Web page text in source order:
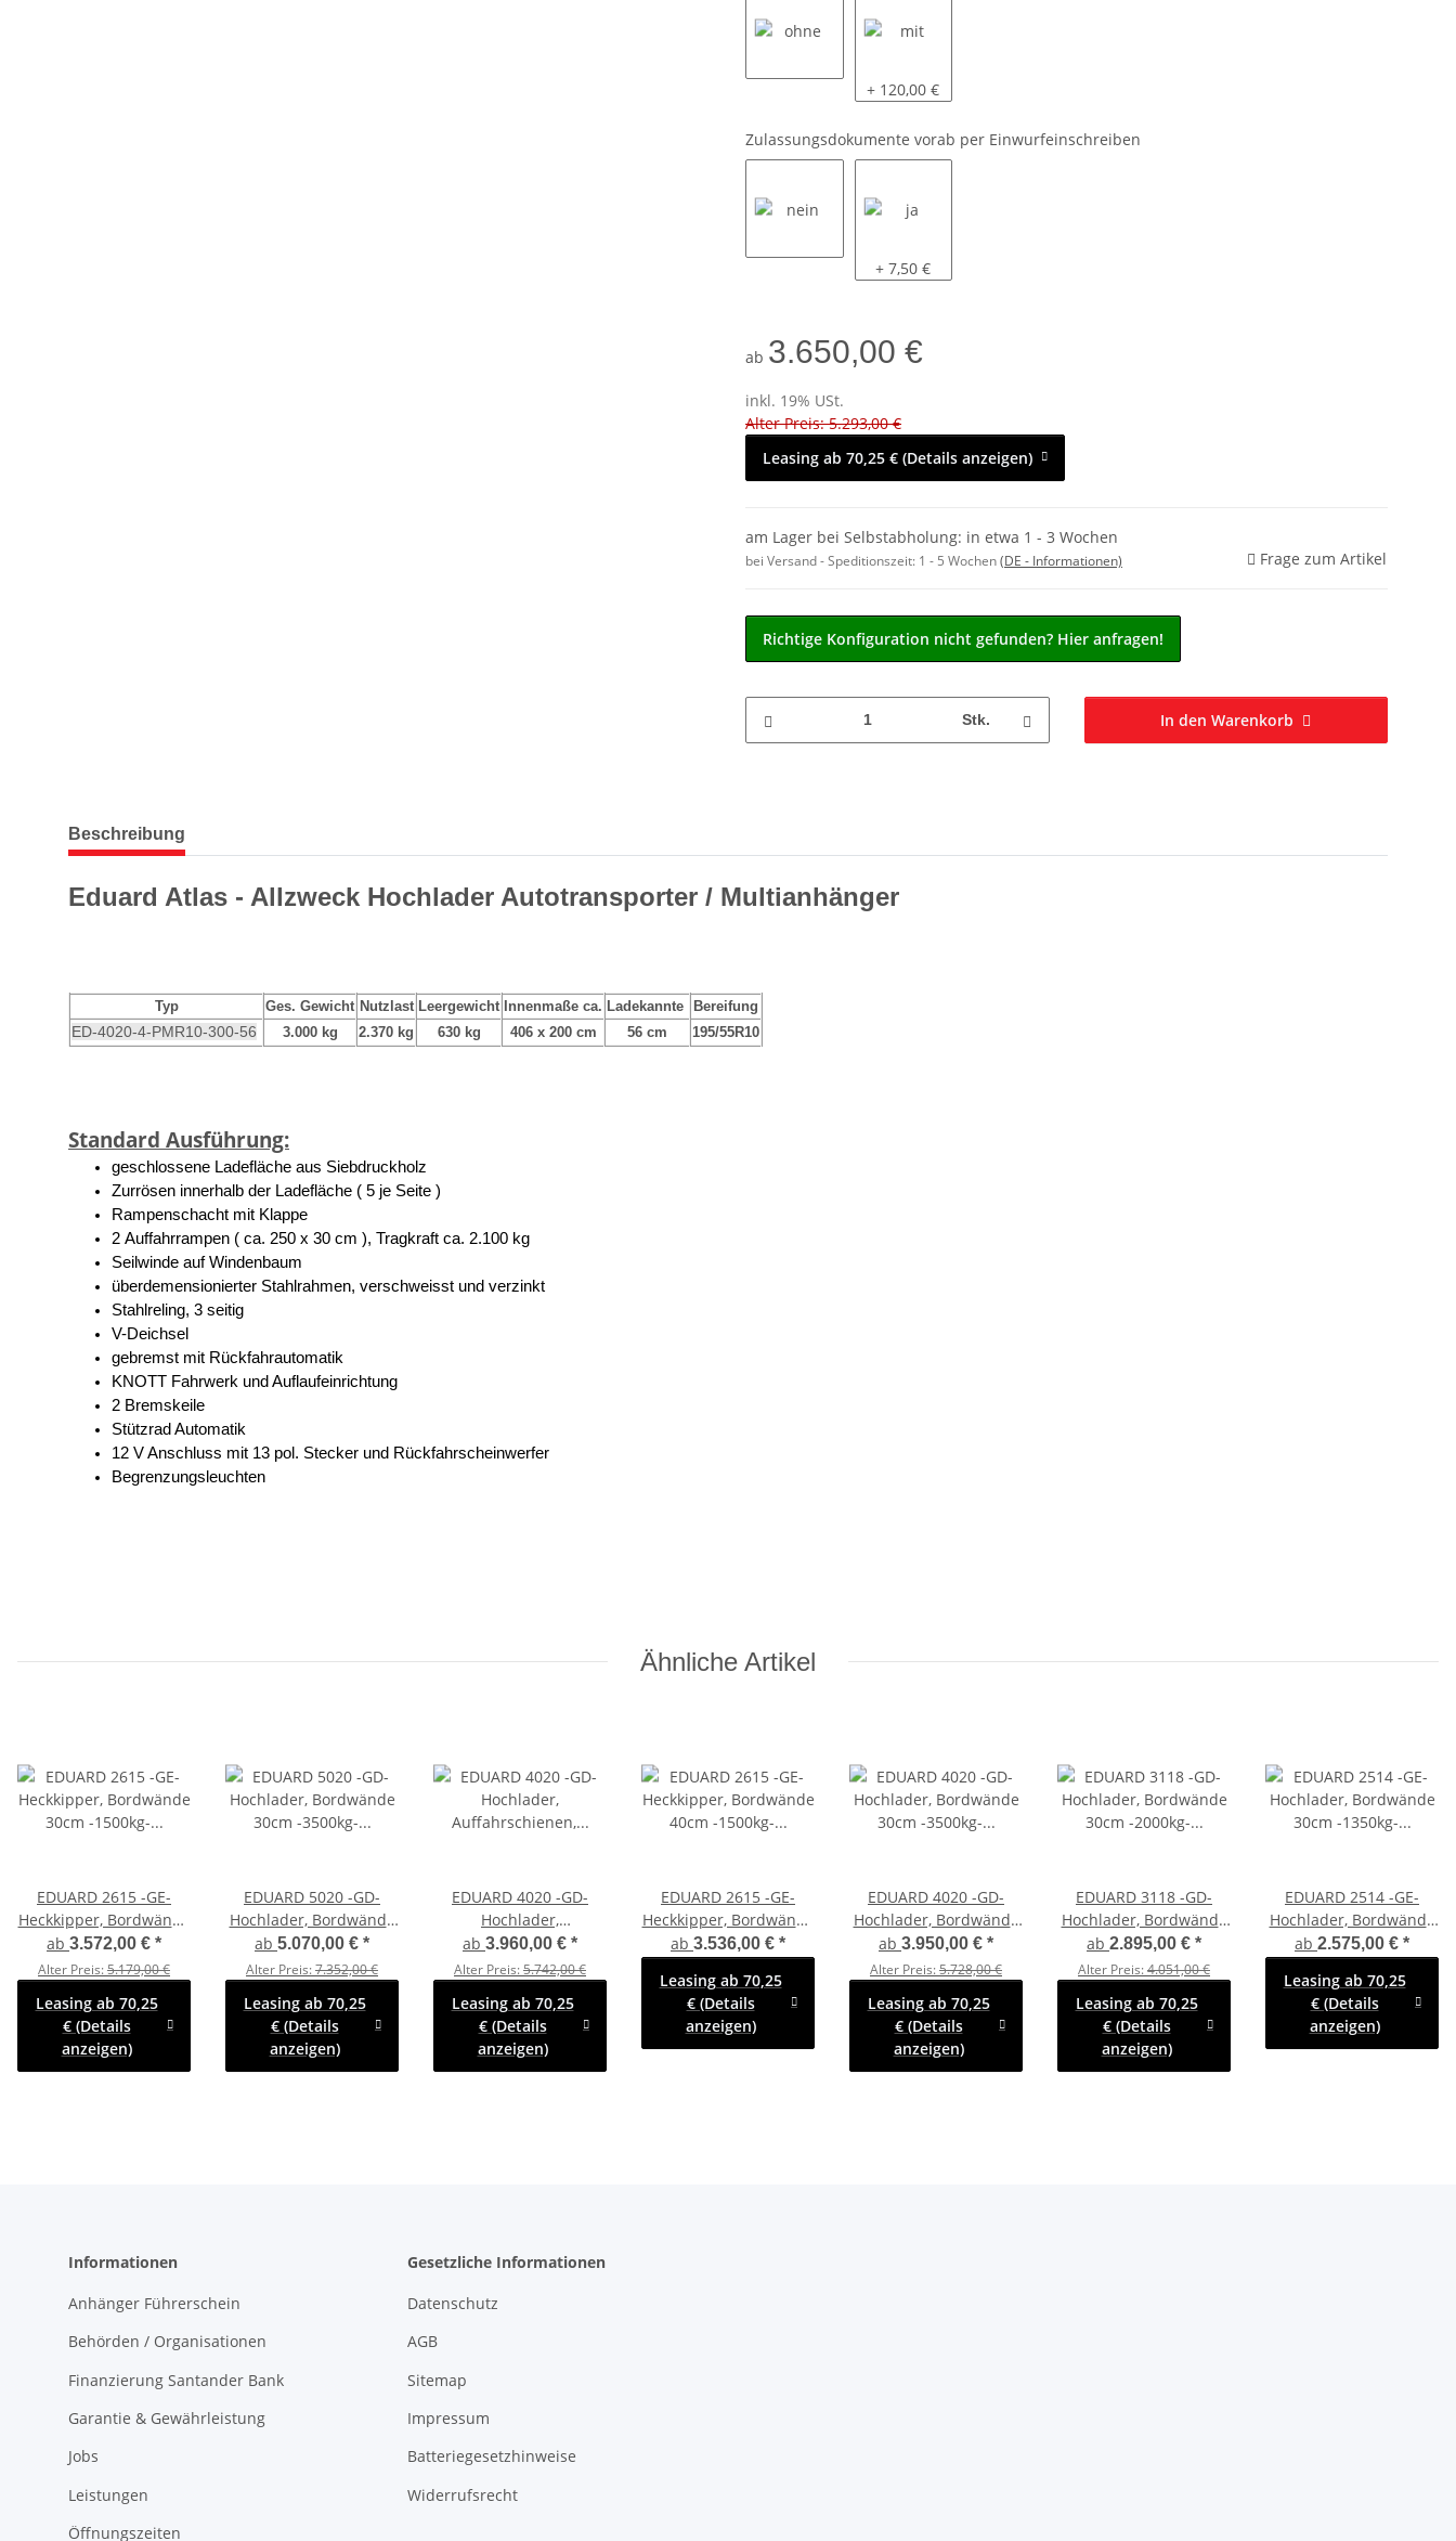
mit
+ 120,00 €
Zulassungsdokumente vorab per Einwurfeinschreiben
ja
+ 7,50 €
ab 3.650,00 €
inkl. 19% USt.
Alter Preis: 5.293,00 €
Leasing ab 70,25 € (Details anzeigen)
am Lager bei Selbstabholung: in etwa 1 - 3 Wochen
bei Versand - Speditionszeit: 1 - 5 Wochen(DE - Informationen) Frage zum Artikel
Richtige Konfiguration nicht gefunden? Hier anfragen!
Stk. In den Warenkorb
weitere Registerkarten anzeigen
Beschreibung
Eduard Atlas - Allzweck Hochlader Autotransporter / Multianhänger
Typ Ges. Gewicht Nutzlast Leergewicht Innenmaße ca. Ladekannte Bereifung
ED-4020-4-PMR10-300-56 3.000 kg 2.370 kg 630 kg 406 x 200 cm 56 cm 195/55R10
Standard Ausführung:
geschlossene Ladefläche aus Siebdruckholz
Zurrösen innerhalb der Ladefläche ( 5 je Seite )
Rampenschacht mit Klappe
2 Auffahrrampen ( ca. 250 x 30 cm ), Tragkraft ca. 2.100 kg
Seilwinde auf Windenbaum
überdemensionierter Stahlrahmen, verschweisst und verzinkt
Stahlreling, 3 seitig
V-Deichsel
gebremst mit Rückfahrautomatik
KNOTT Fahrwerk und Auflaufeinrichtung
2 Bremskeile
Stützrad Automatik
12 V Anschluss mit 13 pol. Stecker und Rückfahrscheinwerfer
Begrenzungsleuchten
Ähnliche Artikel
EDUARD 2615 -GE-
Heckkipper, Bordwände
30cm -1500kg- H-
Pumpe - Lfh: 63cm
-195/50R13 mit Stahl -
Kastenaufsatz (NB)
ab 3.572,00 € *
Alter Preis:5.179,00 €
Leasing ab 70,25
€ (Details
anzeigen)
EDUARD 5020 -GD-
Hochlader, Bordwände
30cm -3500kg- Lfh:
63cm -195/50R13
ab 5.070,00 € *
Alter Preis:7.352,00 €
Leasing ab 70,25
€ (Details
anzeigen)
EDUARD 4020 -GD-
Hochlader,
Auffahrschienen,
Bordwände 30cm
-2700kg- Lfh: 56cm
-195/55R10
ab 3.960,00 € *
Alter Preis:5.742,00 €
Leasing ab 70,25
€ (Details
anzeigen)
EDUARD 2615 -GE-
Heckkipper, Bordwände
40cm -1500kg- E-
Pumpe - Lfh: 63cm
-195/50R13
ab 3.536,00 € *
Leasing ab 70,25
€ (Details
anzeigen)
EDUARD 4020 -GD-
Hochlader, Bordwände
30cm -3500kg- Lfh:
63cm -195/50R13
ab 3.950,00 € *
Alter Preis:5.728,00 €
Leasing ab 70,25
€ (Details
anzeigen)
EDUARD 3118 -GD-
Hochlader, Bordwände
30cm -2000kg- Lfh:
72cm -155R13
ab 2.895,00 € *
Alter Preis:4.051,00 €
Leasing ab 70,25
€ (Details
anzeigen)
EDUARD 2514 -GE-
Hochlader, Bordwände
30cm -1350kg- Lfh:
63cm -195/50R13 mit
Hochplane SP-Line ÖKO
Schräge
ab 2.575,00 € *
Leasing ab 70,25
€ (Details
anzeigen)
Informationen
Anhänger Führerschein
Behörden / Organisationen
Finanzierung Santander Bank
Garantie & Gewährleistung
Jobs
Leistungen
Öffnungszeiten
Gesetzliche Informationen
Datenschutz
AGB
Sitemap
Impressum
Batteriegesetzhinweise
Widerrufsrecht